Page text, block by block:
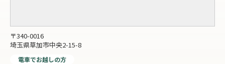
〒340-0016
埼玉県草加市中央2-15-8
電車でお越しの方